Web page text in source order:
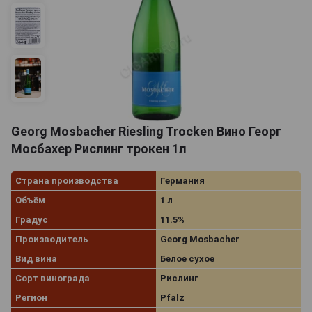
Georg Mosbacher Riesling Trocken Вино Георг
Мосбахер Рислинг трокен 1л
Страна производства
Германия
Объём
1 л
Градус
11.5%
Производитель
Georg Mosbacher
Вид вина
Белое сухое
Сорт винограда
Рислинг
Регион
Pfalz